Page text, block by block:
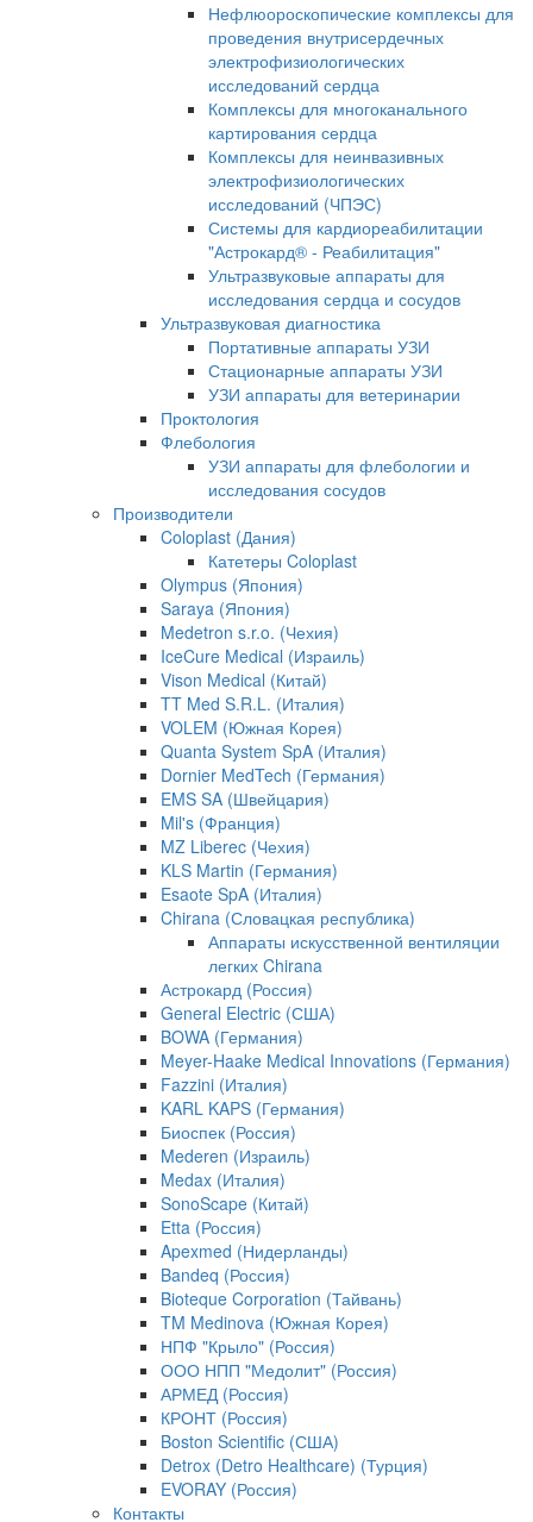
Нефлюороскопические комплексы для
проведения внутрисердечных
электрофизиологических
исследований сердца
Комплексы для многоканального
картирования сердца
Комплексы для неинвазивных
электрофизиологических
исследований (ЧПЭС)
Системы для кардиореабилитации
"Астрокард® - Реабилитация"
Ультразвуковые аппараты для
исследования сердца и сосудов
Ультразвуковая диагностика
Портативные аппараты УЗИ
Стационарные аппараты УЗИ
УЗИ аппараты для ветеринарии
Проктология
Флебология
УЗИ аппараты для флебологии и
исследования сосудов
Производители
Coloplast (Дания)
Катетеры Coloplast
Olympus (Япония)
Saraya (Япония)
Medetron s.r.o. (Чехия)
IceCure Medical (Израиль)
Vison Medical (Китай)
TT Med S.R.L. (Италия)
VOLEM (Южная Корея)
Quanta System SpA (Италия)
Dornier MedTech (Германия)
EMS SA (Швейцария)
Mil's (Франция)
MZ Liberec (Чехия)
KLS Martin (Германия)
Esaote SpA (Италия)
Chirana (Словацкая республика)
Аппараты искусственной вентиляции
легких Chirana
Астрокард (Россия)
General Electric (США)
BOWA (Германия)
Meyer-Haake Medical Innovations (Германия)
Fazzini (Италия)
KARL KAPS (Германия)
Биоспек (Россия)
Mederen (Израиль)
Medax (Италия)
SonoScape (Китай)
Etta (Россия)
Apexmed (Нидерланды)
Bandeq (Россия)
Bioteque Corporation (Тайвань)
TM Medinova (Южная Корея)
НПФ "Крыло" (Россия)
ООО НПП "Медолит" (Россия)
АРМЕД (Россия)
КРОНТ (Россия)
Boston Scientific (США)
Detrox (Detro Healthcare) (Турция)
EVORAY (Россия)
Контакты